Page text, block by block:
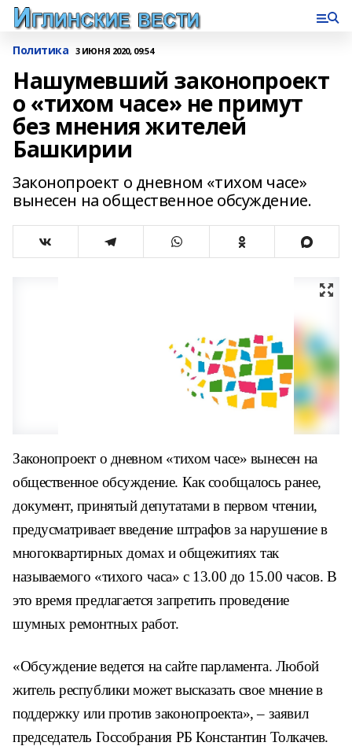
Политика 3 ИЮНЯ 2020, 09:54
Нашумевший законопроект
о «тихом часе» не примут
без мнения жителей
Башкирии
Законопроект о дневном «тихом часе»
вынесен на общественное обсуждение.
Законопроект о дневном «тихом часе» вынесен на
общественное обсуждение. Как сообщалось ранее,
документ, принятый депутатами в первом чтении,
предусматривает введение штрафов за нарушение в
многоквартирных домах и общежитиях так
называемого «тихого часа» с 13.00 до 15.00 часов. В
это время предлагается запретить проведение
шумных ремонтных работ.
«Обсуждение ведется на сайте парламента. Любой
житель республики может высказать свое мнение в
поддержку или против законопроекта», – заявил
председатель Госсобрания РБ Константин Толкачев.